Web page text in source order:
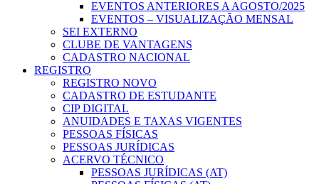
EVENTOS ANTERIORES A AGOSTO/2025
EVENTOS – VISUALIZAÇÃO MENSAL
SEI EXTERNO
CLUBE DE VANTAGENS
CADASTRO NACIONAL
REGISTRO
REGISTRO NOVO
CADASTRO DE ESTUDANTE
CIP DIGITAL
ANUIDADES E TAXAS VIGENTES
PESSOAS FÍSICAS
PESSOAS JURÍDICAS
ACERVO TÉCNICO
PESSOAS JURÍDICAS (AT)